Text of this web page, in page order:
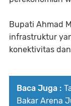
Bupati Ahmad
infrastruktur
konektivitas
Baca Juga :
Bakar Arena